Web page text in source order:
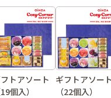
トアソート
19個入）
ギフトアソート
（22個入）